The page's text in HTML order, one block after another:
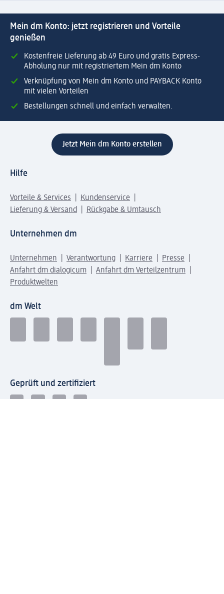
Mein dm Konto: jetzt registrieren und Vorteile
genießen
Kostenfreie Lieferung ab 49 Euro und gratis Express-
Abholung nur mit registriertem Mein dm Konto
Verknüpfung von Mein dm Konto und PAYBACK Konto
mit vielen Vorteilen
Bestellungen schnell und einfach verwalten.
Jetzt Mein dm Konto erstellen
Hilfe
Vorteile & Services
Kundenservice
Lieferung & Versand
Rückgabe & Umtausch
Unternehmen dm
Unternehmen Verantwortung Karriere
Presse
Anfahrt dm dialogicum
Anfahrt dm Verteilzentrum
Produktwelten
dm Welt
Geprüft und zertifiziert